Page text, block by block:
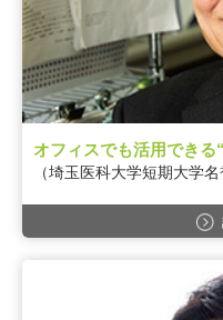
オフィスでも活用できる
（埼玉医科大学短期大学名